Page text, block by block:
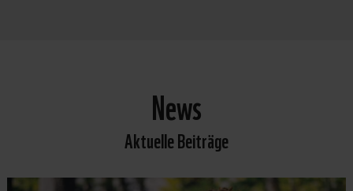
News
Aktuelle Beiträge